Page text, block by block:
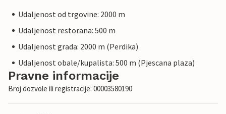
Udaljenost od trgovine: 2000 m
Udaljenost restorana: 500 m
Udaljenost grada: 2000 m (Perdika)
Udaljenost obale/kupalista: 500 m (Pjescana plaza)
Pravne informacije
Broj dozvole ili registracije: 00003580190